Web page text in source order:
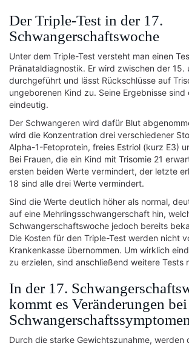
Der Triple-Test in der 17.
Schwangerschaftswoche
Unter dem Triple-Test versteht man einen
Pränataldiagnostik. Er wird zwischen der 15.
durchgeführt und lässt Rückschlüsse auf
ungeborenen Kind zu. Seine Ergebnisse
eindeutig.
Der Schwangeren wird dafür Blut
wird die Konzentration drei verschiedener
Alpha-1-Fetoprotein, freies Estriol (kurz E3)
Bei Frauen, die ein Kind mit Trisomie 21
ersten beiden Werte vermindert, der letzte
18 sind alle drei Werte vermindert.
Sind die Werte deutlich höher als normal,
auf eine Mehrlingsschwangerschaft hin,
Schwangerschaftswoche jedoch bereits
Die Kosten für den Triple-Test werden nicht
Krankenkasse übernommen. Um wirklich
zu erzielen, sind anschließend weitere Tests
In der 17.
kommt es Veränderungen
Schwangerschaftssymptomen
Durch die starke Gewichtszunahme, werden